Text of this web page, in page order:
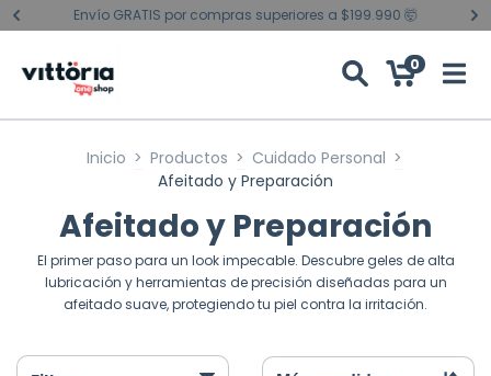
Envío GRATIS por compras superiores a $199.990 🤯
0
Inicio > Productos > Cuidado Personal >
Afeitado y Preparación
Afeitado y Preparación
El primer paso para un look impecable. Descubre geles de alta
lubricación y herramientas de precisión diseñadas para un
afeitado suave, protegiendo tu piel contra la irritación.